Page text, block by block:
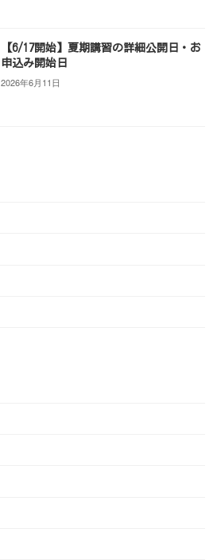
【6/17開始】夏期講習の詳細公開日・お
申込み開始日
2026年6月11日